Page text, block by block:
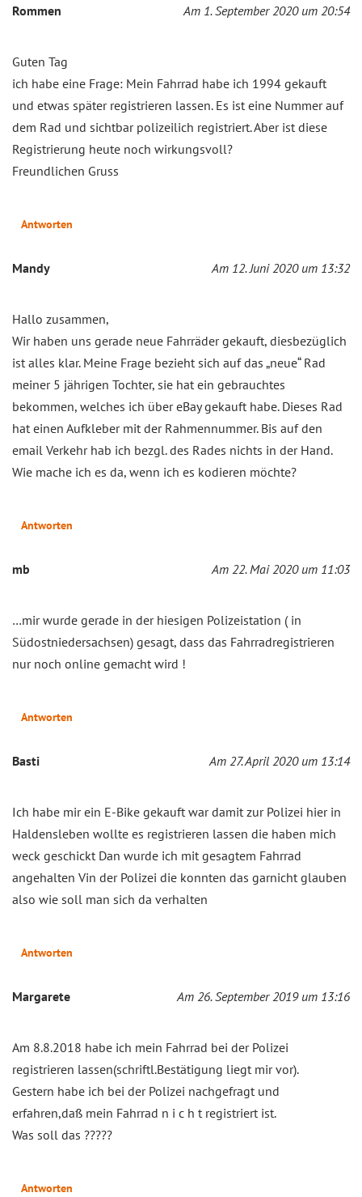
Rommen Am 1. September 2020 um 20:54
Guten Tag
ich habe eine Frage: Mein Fahrrad habe ich 1994 gekauft
und etwas später registrieren lassen. Es ist eine Nummer auf
dem Rad und sichtbar polizeilich registriert. Aber ist diese
Registrierung heute noch wirkungsvoll?
Freundlichen Gruss
Antworten
Mandy Am 12. Juni 2020 um 13:32
Hallo zusammen,
Wir haben uns gerade neue Fahrräder gekauft, diesbezüglich
ist alles klar. Meine Frage bezieht sich auf das „neue“ Rad
meiner 5 jährigen Tochter, sie hat ein gebrauchtes
bekommen, welches ich über eBay gekauft habe. Dieses Rad
hat einen Aufkleber mit der Rahmennummer. Bis auf den
email Verkehr hab ich bezgl. des Rades nichts in der Hand.
Wie mache ich es da, wenn ich es kodieren möchte?
Antworten
mb Am 22. Mai 2020 um 11:03
…mir wurde gerade in der hiesigen Polizeistation ( in
Südostniedersachsen) gesagt, dass das Fahrradregistrieren
nur noch online gemacht wird !
Antworten
Basti Am 27. April 2020 um 13:14
Ich habe mir ein E-Bike gekauft war damit zur Polizei hier in
Haldensleben wollte es registrieren lassen die haben mich
weck geschickt Dan wurde ich mit gesagtem Fahrrad
angehalten Vin der Polizei die konnten das garnicht glauben
also wie soll man sich da verhalten
Antworten
Margarete Am 26. September 2019 um 13:16
Am 8.8.2018 habe ich mein Fahrrad bei der Polizei
registrieren lassen(schriftl.Bestätigung liegt mir vor).
Gestern habe ich bei der Polizei nachgefragt und
erfahren,daß mein Fahrrad n i c h t registriert ist.
Was soll das ?????
Antworten